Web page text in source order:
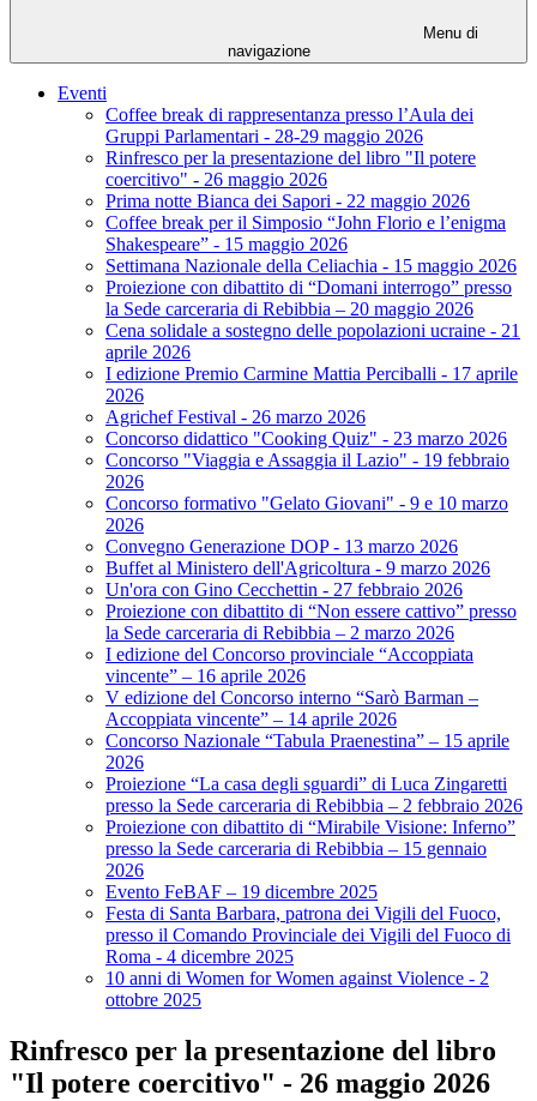
Menu di
navigazione
Eventi
Coffee break di rappresentanza presso l’Aula dei
Gruppi Parlamentari - 28-29 maggio 2026
Rinfresco per la presentazione del libro "Il potere
coercitivo" - 26 maggio 2026
Prima notte Bianca dei Sapori - 22 maggio 2026
Coffee break per il Simposio “John Florio e l’enigma
Shakespeare” - 15 maggio 2026
Settimana Nazionale della Celiachia - 15 maggio 2026
Proiezione con dibattito di “Domani interrogo” presso
la Sede carceraria di Rebibbia – 20 maggio 2026
Cena solidale a sostegno delle popolazioni ucraine - 21
aprile 2026
I edizione Premio Carmine Mattia Perciballi - 17 aprile
2026
Agrichef Festival - 26 marzo 2026
Concorso didattico "Cooking Quiz" - 23 marzo 2026
Concorso "Viaggia e Assaggia il Lazio" - 19 febbraio
2026
Concorso formativo "Gelato Giovani" - 9 e 10 marzo
2026
Convegno Generazione DOP - 13 marzo 2026
Buffet al Ministero dell'Agricoltura - 9 marzo 2026
Un'ora con Gino Cecchettin - 27 febbraio 2026
Proiezione con dibattito di “Non essere cattivo” presso
la Sede carceraria di Rebibbia – 2 marzo 2026
I edizione del Concorso provinciale “Accoppiata
vincente” – 16 aprile 2026
V edizione del Concorso interno “Sarò Barman –
Accoppiata vincente” – 14 aprile 2026
Concorso Nazionale “Tabula Praenestina” – 15 aprile
2026
Proiezione “La casa degli sguardi” di Luca Zingaretti
presso la Sede carceraria di Rebibbia – 2 febbraio 2026
Proiezione con dibattito di “Mirabile Visione: Inferno”
presso la Sede carceraria di Rebibbia – 15 gennaio
2026
Evento FeBAF – 19 dicembre 2025
Festa di Santa Barbara, patrona dei Vigili del Fuoco,
presso il Comando Provinciale dei Vigili del Fuoco di
Roma - 4 dicembre 2025
10 anni di Women for Women against Violence - 2
ottobre 2025
Rinfresco per la presentazione del libro
"Il potere coercitivo" - 26 maggio 2026